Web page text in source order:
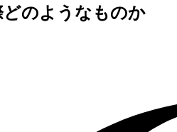
のようなものか